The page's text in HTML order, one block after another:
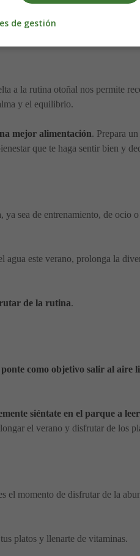
Aprovecha este momento
a la rutina otoñal nos permite
y el equilibrio.
mejor alimentación. Prepara
que te haga sentir bien y
sea de entrenamiento, de ocio
agua este verano, prolonga la
de la rutina.
como objetivo salir al aire
siéntate en el parque a
el verano y disfrutar de los
el momento de disfrutar de la
platos y llenarte de vitaminas.
de gestión